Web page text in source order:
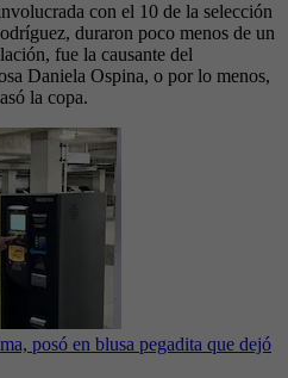
con el 10 de la selección
duraron poco menos de un
fue la causante del
Daniela Ospina, o por lo menos,
la copa.
posó en blusa pegadita que dejó